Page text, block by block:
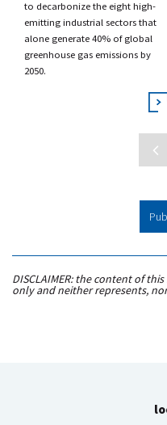
to decarbonize the eight high-
emitting industrial sectors that
alone generate 40% of global
greenhouse gas emissions by
2050.
DISCLAIMER: the content of
only and neither represents,